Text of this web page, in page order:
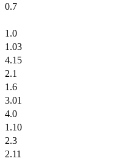
0.7
1.0
1.03
4.15
2.1
1.6
3.01
4.0
1.10
2.3
2.11